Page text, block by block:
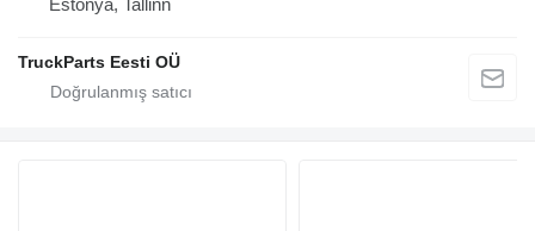
TruckParts Eesti OÜ